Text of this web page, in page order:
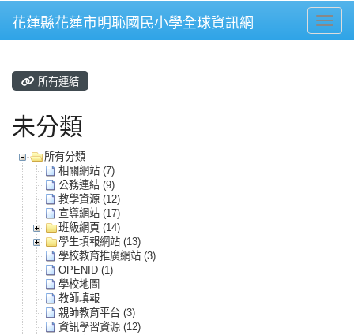
花蓮縣花蓮市明恥國民小學全球資訊網
所有連結
未分類
所有分類
相關網站 (7)
公務連結 (9)
教學資源 (12)
宣導網站 (17)
班級網頁 (14)
學生填報網站 (13)
學校教育推廣網站 (3)
OPENID (1)
學校地圖
教師填報
親師教育平台 (3)
資訊學習資源 (12)